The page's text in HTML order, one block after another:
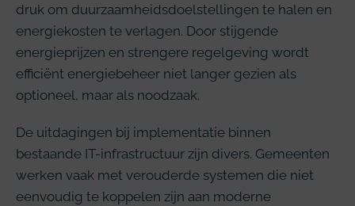
druk om duurzaamheidsdoelstellingen te halen en
energiekosten te verlagen. Door stijgende
energieprijzen en strengere regelgeving wordt
efficiënt energiebeheer niet langer gezien als
optioneel, maar als noodzaak.
De uitdagingen bij implementatie binnen
bestaande IT-infrastructuur zijn divers. Gemeenten
werken vaak met verouderde systemen die niet
eenvoudig te koppelen zijn aan moderne